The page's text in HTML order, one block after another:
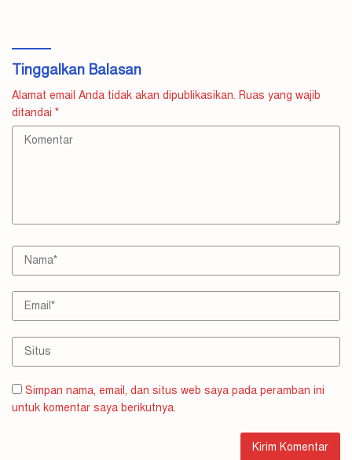
Tinggalkan Balasan
Alamat email Anda tidak akan dipublikasikan. Ruas yang wajib
ditandai *
Simpan nama, email, dan situs web saya pada peramban ini
untuk komentar saya berikutnya.